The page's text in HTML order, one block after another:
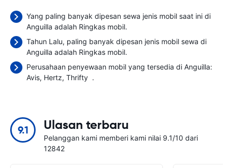
Yang paling banyak dipesan sewa jenis mobil saat ini di
Anguilla adalah Ringkas mobil.
Tahun Lalu, paling banyak dipesan jenis mobil sewa di
Anguilla adalah Ringkas mobil.
Perusahaan penyewaan mobil yang tersedia di Anguilla:
Avis Hertz Thrifty .
9.1 Ulasan terbaru
Pelanggan kami memberi kami nilai 9.1/10 dari
12842